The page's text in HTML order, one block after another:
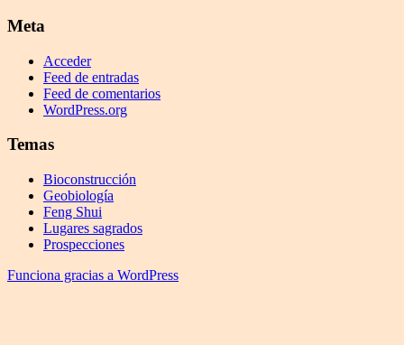
Meta
Acceder
Feed de entradas
Feed de comentarios
WordPress.org
Temas
Bioconstrucción
Geobiología
Feng Shui
Lugares sagrados
Prospecciones
Funciona gracias a WordPress